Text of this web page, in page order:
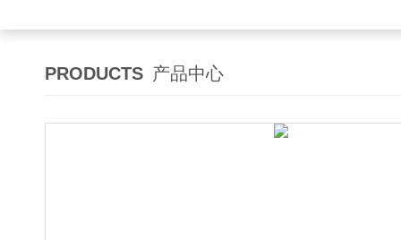
PRODUCTS 产品中心